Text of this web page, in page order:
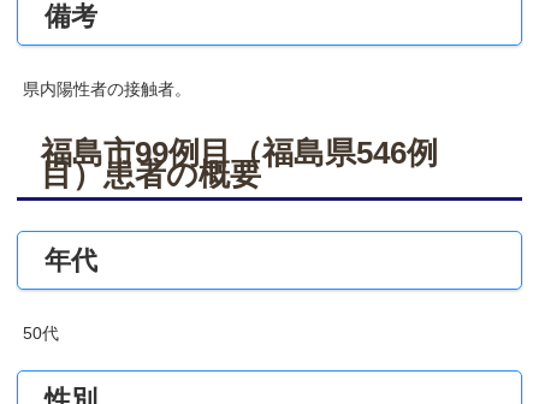
備考
県内陽性者の接触者。
福島市99例目（福島県546例
目）患者の概要
年代
50代